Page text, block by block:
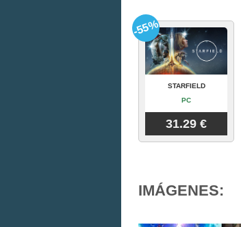
STARFIELD
PC
31.29 €
-55%
IMÁGENES: